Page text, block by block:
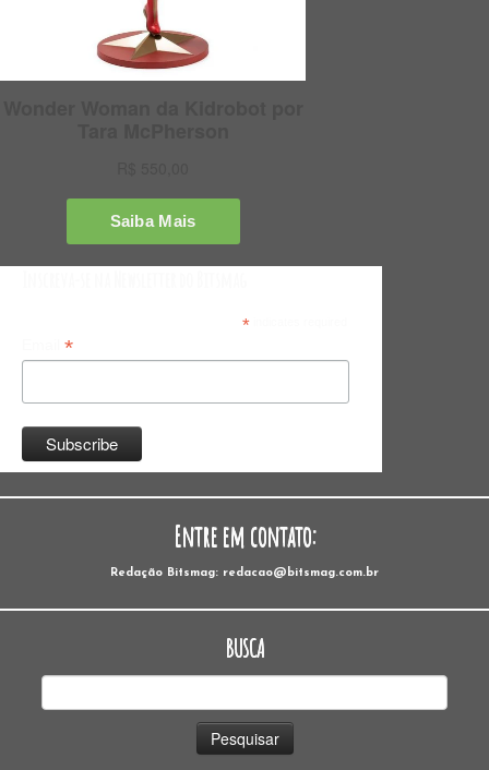
*indicates required
*
Entre em contato:
Redação Bitsmag: redacao@bitsmag.com.br
BUSCA